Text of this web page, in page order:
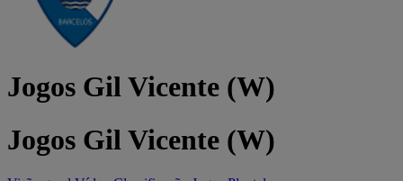
Jogos Gil Vicente (W)
Jogos Gil Vicente (W)